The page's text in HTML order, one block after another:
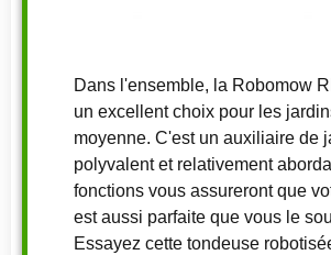
Dans l'ensemble, la Robomow
un excellent choix pour les
moyenne. C'est un auxiliaire de
polyvalent et relativement
fonctions vous assureront que
est aussi parfaite que vous le
Essayez cette tondeuse